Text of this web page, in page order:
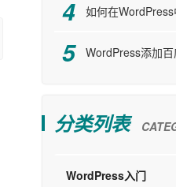
如何在WordPress
WordPress添加
分类列表
WordPress入门